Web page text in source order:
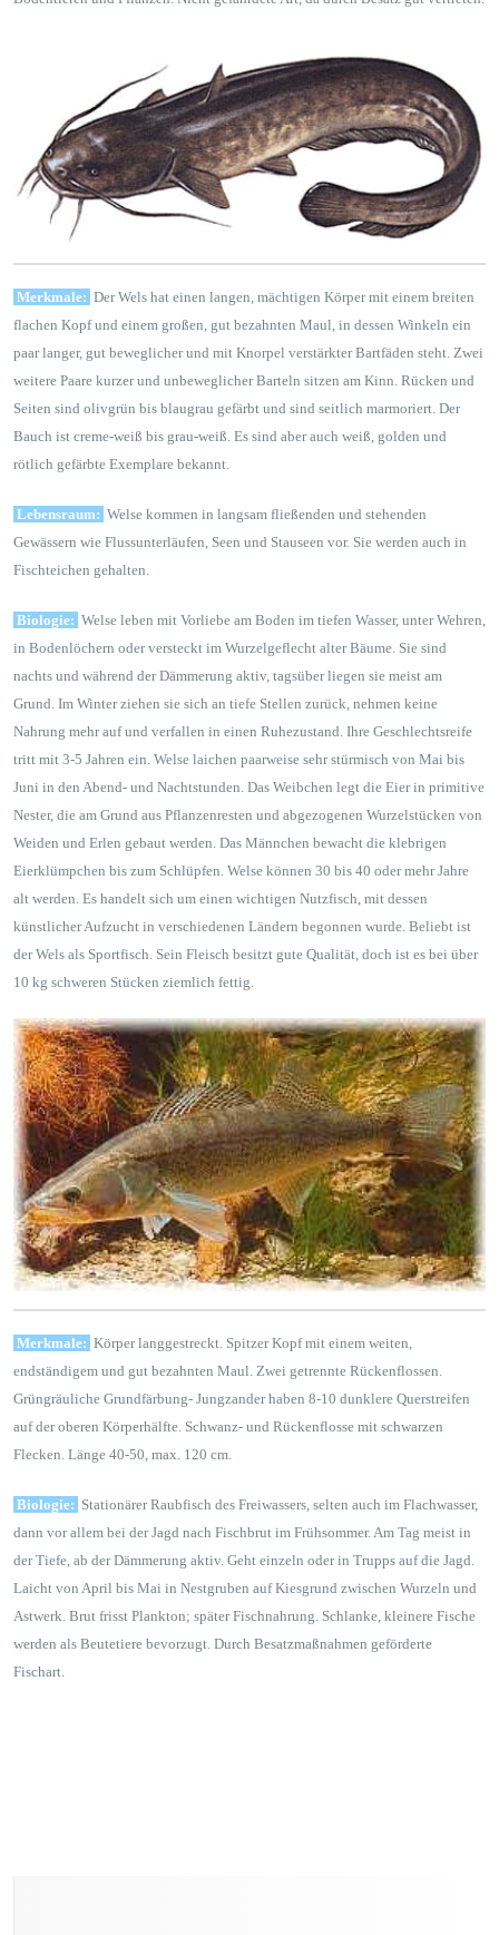
Merkmale: Der Wels hat einen langen, mächtigen Körper mit einem breiten
flachen Kopf und einem großen, gut bezahnten Maul, in dessen Winkeln ein
paar langer, gut beweglicher und mit Knorpel verstärkter Bartfäden steht. Zwei
weitere Paare kurzer und unbeweglicher Barteln sitzen am Kinn. Rücken und
Seiten sind olivgrün bis blaugrau gefärbt und sind seitlich marmoriert. Der
Bauch ist creme-weiß bis grau-weiß. Es sind aber auch weiß, golden und
rötlich gefärbte Exemplare bekannt.
Lebensraum: Welse kommen in langsam fließenden und stehenden
Gewässern wie Flussunterläufen, Seen und Stauseen vor. Sie werden auch in
Fischteichen gehalten.
Biologie: Welse leben mit Vorliebe am Boden im tiefen Wasser, unter Wehren,
in Bodenlöchern oder versteckt im Wurzelgeflecht alter Bäume. Sie sind
nachts und während der Dämmerung aktiv, tagsüber liegen sie meist am
Grund. Im Winter ziehen sie sich an tiefe Stellen zurück, nehmen keine
Nahrung mehr auf und verfallen in einen Ruhezustand. Ihre Geschlechtsreife
tritt mit 3-5 Jahren ein. Welse laichen paarweise sehr stürmisch von Mai bis
Juni in den Abend- und Nachtstunden. Das Weibchen legt die Eier in primitive
Nester, die am Grund aus Pflanzenresten und abgezogenen Wurzelstücken von
Weiden und Erlen gebaut werden. Das Männchen bewacht die klebrigen
Eierklümpchen bis zum Schlüpfen. Welse können 30 bis 40 oder mehr Jahre
alt werden. Es handelt sich um einen wichtigen Nutzfisch, mit dessen
künstlicher Aufzucht in verschiedenen Ländern begonnen wurde. Beliebt ist
der Wels als Sportfisch. Sein Fleisch besitzt gute Qualität, doch ist es bei über
10 kg schweren Stücken ziemlich fettig.
Merkmale: Körper langgestreckt. Spitzer Kopf mit einem weiten,
endständigem und gut bezahnten Maul. Zwei getrennte Rückenflossen.
Grüngräuliche Grundfärbung- Jungzander haben 8-10 dunklere Querstreifen
auf der oberen Körperhälfte. Schwanz- und Rückenflosse mit schwarzen
Flecken. Länge 40-50, max. 120 cm.
Biologie: Stationärer Raubfisch des Freiwassers, selten auch im Flachwasser,
dann vor allem bei der Jagd nach Fischbrut im Frühsommer. Am Tag meist in
der Tiefe, ab der Dämmerung aktiv. Geht einzeln oder in Trupps auf die Jagd.
Laicht von April bis Mai in Nestgruben auf Kiesgrund zwischen Wurzeln und
Astwerk. Brut frisst Plankton; später Fischnahrung. Schlanke, kleinere Fische
werden als Beutetiere bevorzugt. Durch Besatzmaßnahmen geförderte
Fischart.